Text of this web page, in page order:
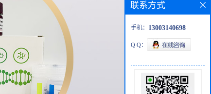
联系方式
手机： 13003140698
Q Q：